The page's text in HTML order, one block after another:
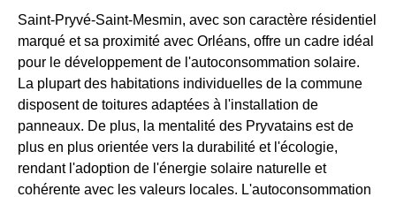
Saint-Pryvé-Saint-Mesmin, avec son caractère résidentiel
marqué et sa proximité avec Orléans, offre un cadre idéal
pour le développement de l'autoconsommation solaire.
La plupart des habitations individuelles de la commune
disposent de toitures adaptées à l'installation de
panneaux. De plus, la mentalité des Pryvatains est de
plus en plus orientée vers la durabilité et l'écologie,
rendant l'adoption de l'énergie solaire naturelle et
cohérente avec les valeurs locales. L'autoconsommation